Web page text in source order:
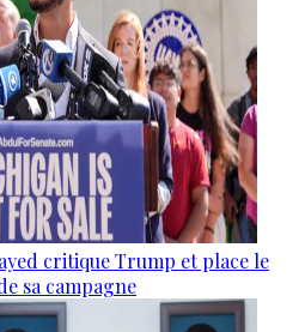
critique Trump et place le
sa campagne